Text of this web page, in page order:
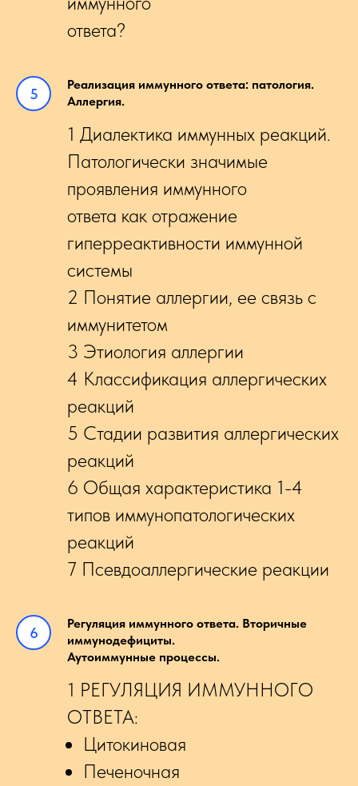
ответа?
Реализация иммунного ответа: патология.
Аллергия.
1 Диалектика иммунных реакций.
Патологически значимые
проявления иммунного
ответа как отражение
гиперреактивности иммунной
системы
2 Понятие аллергии, ее связь с
иммунитетом
3 Этиология аллергии
4 Классификация аллергических
реакций
5 Стадии развития аллергических
реакций
6 Общая характеристика 1-4
типов иммунопатологических
реакций
7 Псевдоаллергические реакции
Регуляция иммунного ответа. Вторичные
иммунодефициты.
Аутоиммунные процессы.
1 РЕГУЛЯЦИЯ ИММУННОГО
ОТВЕТА:
Цитокиновая
Печеночная